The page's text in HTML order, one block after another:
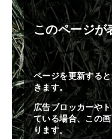
このページが
ページを更新する
きます。
広告ブロッカーや
ている場合、この
ります。